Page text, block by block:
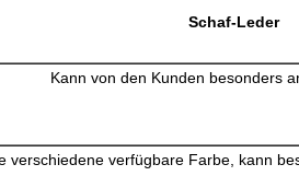
Schaf-Leder
Kann von den Kunden besonders
verschiedene verfügbare Farbe, kann